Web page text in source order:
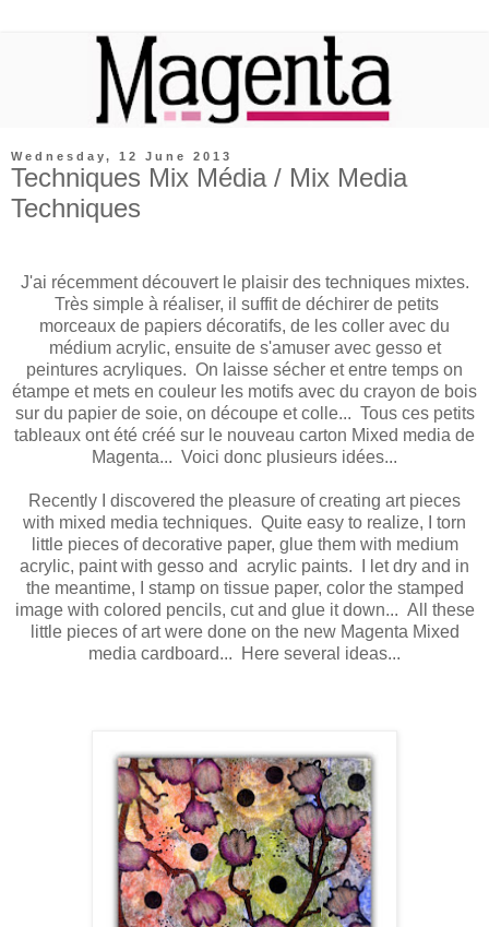
Wednesday, 12 June 2013
Techniques Mix Média / Mix Media
Techniques
J'ai récemment découvert le plaisir des techniques mixtes.
Très simple à réaliser, il suffit de déchirer de petits
morceaux de papiers décoratifs, de les coller avec du
médium acrylic, ensuite de s'amuser avec gesso et
peintures acryliques. On laisse sécher et entre temps on
étampe et mets en couleur les motifs avec du crayon de bois
sur du papier de soie, on découpe et colle... Tous ces petits
tableaux ont été créé sur le nouveau carton Mixed media de
Magenta... Voici donc plusieurs idées...
Recently I discovered the pleasure of creating art pieces
with mixed media techniques. Quite easy to realize, I torn
little pieces of decorative paper, glue them with medium
acrylic, paint with gesso and acrylic paints. I let dry and in
the meantime, I stamp on tissue paper, color the stamped
image with colored pencils, cut and glue it down... All these
little pieces of art were done on the new Magenta Mixed
media cardboard... Here several ideas...